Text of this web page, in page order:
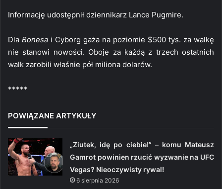
Informację udostępnił dziennikarz Lance Pugmire.
Dla Bonesa i Cyborg gaża na poziomie $500 tys. za walkę
nie stanowi nowości. Oboje za każdą z trzech ostatnich
walk zarobili właśnie pół miliona dolarów.
*****
POWIĄZANE ARTYKUŁY
„Ziutek, idę po ciebie!” – komu Mateusz
Gamrot powinien rzucić wyzwanie na UFC
Vegas? Nieoczywisty rywal!
6 sierpnia 2026